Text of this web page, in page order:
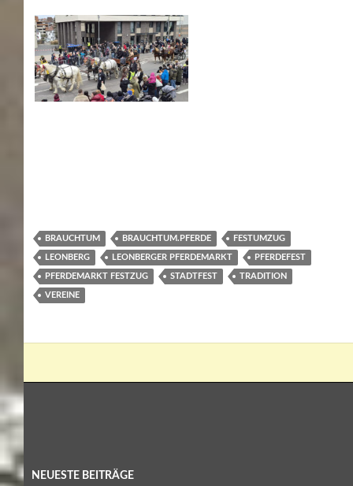
BRAUCHTUM BRAUCHTUM.PFERDE FESTUMZUG
LEONBERG LEONBERGER PFERDEMARKT PFERDEFEST
PFERDEMARKT FESTZUG STADTFEST TRADITION
VEREINE
NEUESTE BEITRÄGE